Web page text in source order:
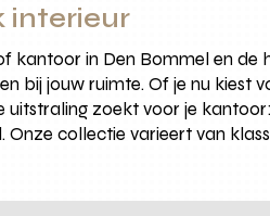
interieur
in Den Bommel en de
bij jouw ruimte. Of je nu kiest
uitstraling zoekt voor je
Onze collectie varieert van